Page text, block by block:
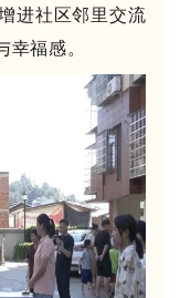
进社区邻里交流
福感。